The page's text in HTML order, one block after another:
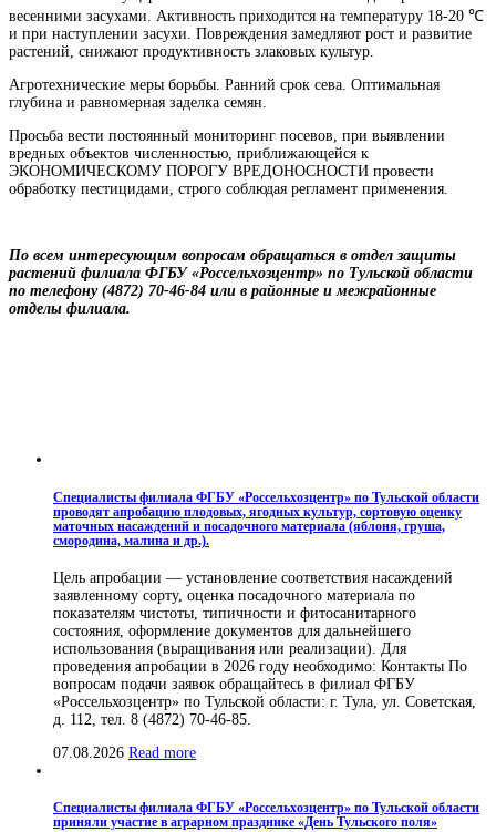
весенними засухами. Активность приходится на температуру 18-20 ℃
и при наступлении засухи. Повреждения замедляют рост и развитие
растений, снижают продуктивность злаковых культур.
Агротехнические меры борьбы. Ранний срок сева. Оптимальная
глубина и равномерная заделка семян.
Просьба вести постоянный мониторинг посевов, при выявлении
вредных объектов численностью, приближающейся к
ЭКОНОМИЧЕСКОМУ ПОРОГУ ВРЕДОНОСНОСТИ провести
обработку пестицидами, строго соблюдая регламент применения.
По всем интересующим вопросам обращаться в отдел защиты
растений филиала ФГБУ «Россельхозцентр» по Тульской области
по телефону (4872) 70-46-84 или в районные и межрайонные
отделы филиала.
Специалисты филиала ФГБУ «Россельхозцентр» по Тульской области
проводят апробацию плодовых, ягодных культур, сортовую оценку
маточных насаждений и посадочного материала (яблоня, груша,
смородина, малина и др.).
Цель апробации — установление соответствия насаждений
заявленному сорту, оценка посадочного материала по
показателям чистоты, типичности и фитосанитарного
состояния, оформление документов для дальнейшего
использования (выращивания или реализации). Для
проведения апробации в 2026 году необходимо: Контакты По
вопросам подачи заявок обращайтесь в филиал ФГБУ
«Россельхозцентр» по Тульской области: г. Тула, ул. Советская,
д. 112, тел. 8 (4872) 70-46-85.
07.08.2026 Read more
Специалисты филиала ФГБУ «Россельхозцентр» по Тульской области
приняли участие в аграрном празднике «День Тульского поля»